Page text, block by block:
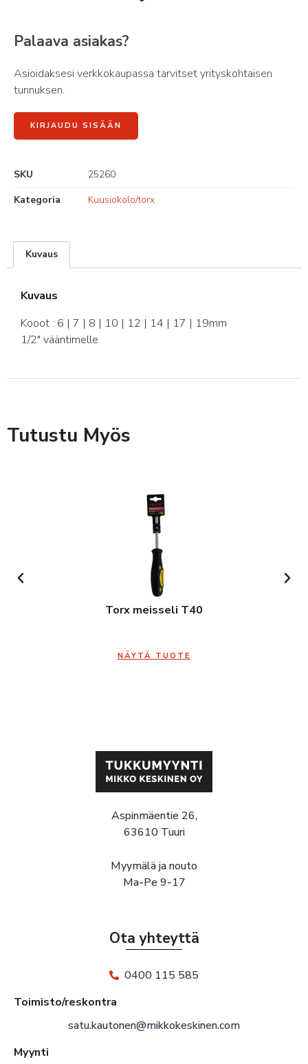
Palaava asiakas?
Asioidaksesi verkkokaupassa tarvitset yrityskohtaisen
tunnuksen.
KIRJAUDU SISÄÄN
SKU
25260
Kategoria
Kuusiokolo/torx
Kuvaus
Kuvaus
Kooot : 6 | 7 | 8 | 10 | 12 | 14 | 17 | 19mm
1/2″ vääntimelle
Tutustu Myös
Torx meisseli T40
NÄYTÄ TUOTE
Aspinmäentie 26,
63610 Tuuri
Myymälä ja nouto
Ma-Pe 9-17
Ota yhteyttä
0400 115 585
Toimisto/reskontra
satu.kautonen@mikkokeskinen.com
Myynti